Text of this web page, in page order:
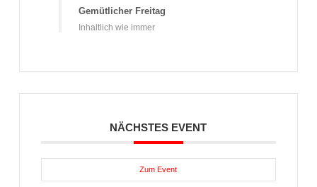
Gemütlicher Freitag
Inhaltlich wie immer
NÄCHSTES EVENT
Zum Event